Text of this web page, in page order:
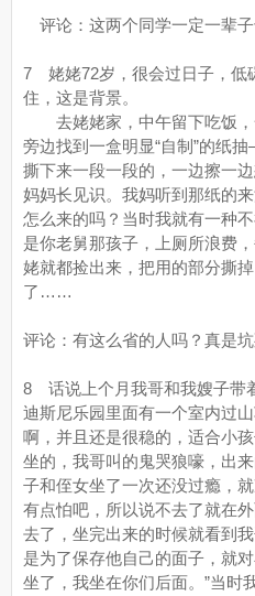
评论：这两个同学一定一辈
7 姥姥72岁，很会过日子，低
住，这是背景。
去姥姥家，中午留下吃饭，
旁边找到一盒明显“自制”的纸
撕下来一段一段的，一边擦一
妈妈长见识。我妈听到那纸的
怎么来的吗？当时我就有一种
是你老舅那孩子，上厕所浪费
姥就都捡出来，把用的部分撕
了……
评论：有这么省的人吗？真是坑
8 话说上个月我哥和我嫂子带
迪斯尼乐园里面有一个室内过
啊，并且还是很稳的，适合小
坐的，我哥叫的鬼哭狼嚎，出
子和侄女坐了一次还没过瘾，
有点怕吧，所以说不去了就在
去了，坐完出来的时候就看到
是为了保存他自己的面子，就
坐了，我坐在你们后面。”当时